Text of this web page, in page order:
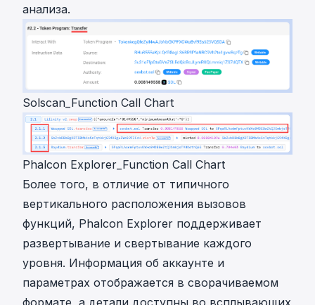
анализа.
Solscan_Function Call Chart
Phalcon Explorer_Function Call Chart
Более того, в отличие от типичного
вертикального расположения вызовов
функций, Phalcon Explorer поддерживает
развертывание и свертывание каждого
уровня. Информация об аккаунте и
параметрах отображается в сворачиваемом
формате, а детали доступны во всплывающих